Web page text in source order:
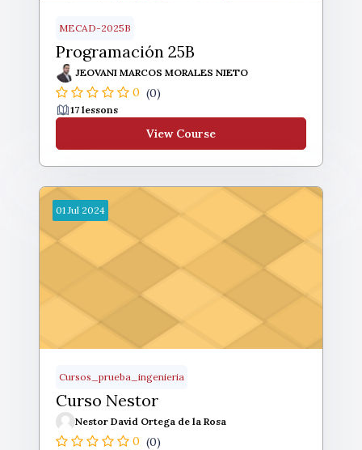
MECAD-2025B
Programación 25B
JEOVANI MARCOS MORALES NIETO
0 (0)
17 lessons
View Course
01 Jul 2024
Cursos_prueba_ingenieria
Curso Nestor
Nestor David Ortega de la Rosa
0 (0)